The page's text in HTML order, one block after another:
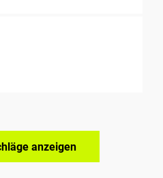
anzeigen